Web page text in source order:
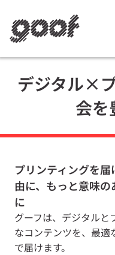
DO
IN
デジタル×
会を
プリンティングを
由に、もっと意味
に
グーフは、デジタルと
なコンテンツを、最適
で届けます。